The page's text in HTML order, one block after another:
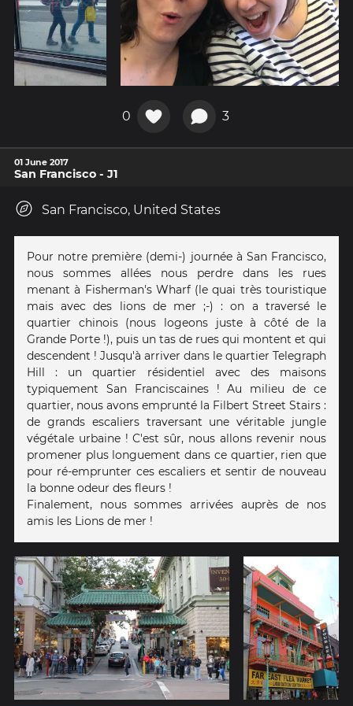
0 3
01 June 2017
San Francisco - J1
San Francisco, United States
Pour notre première (demi-) journée à San Francisco,
nous sommes allées nous perdre dans les rues
menant à Fisherman's Wharf (le quai très touristique
mais avec des lions de mer ;-) : on a traversé le
quartier chinois (nous logeons juste à côté de la
Grande Porte !), puis un tas de rues qui montent et qui
descendent ! Jusqu'à arriver dans le quartier Telegraph
Hill : un quartier résidentiel avec des maisons
typiquement San Franciscaines ! Au milieu de ce
quartier, nous avons emprunté la Filbert Street Stairs :
de grands escaliers traversant une véritable jungle
végétale urbaine ! C'est sûr, nous allons revenir nous
promener plus longuement dans ce quartier, rien que
pour ré-emprunter ces escaliers et sentir de nouveau
la bonne odeur des fleurs !
Finalement, nous sommes arrivées auprès de nos
amis les Lions de mer !